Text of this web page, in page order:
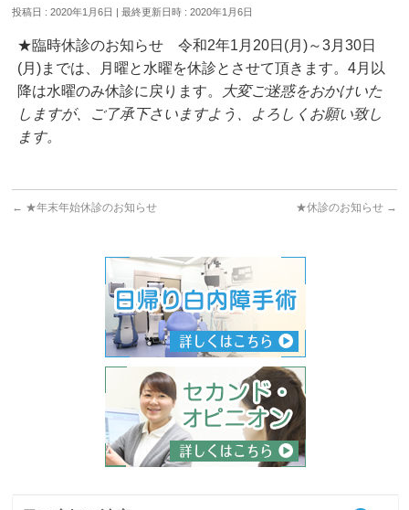
投稿日 : 2020年1月6日 最終更新日時 : 2020年1月6日
★臨時休診のお知らせ 令和2年1月20日(月)～3月30日
(月)までは、月曜と水曜を休診とさせて頂きます。4月以
降は水曜のみ休診に戻ります。
大変ご迷惑をおかけいた
しますが、ご了承下さいますよう、よろしくお願い致し
ます。
← ★年末年始休診のお知らせ ★休診のお知らせ →